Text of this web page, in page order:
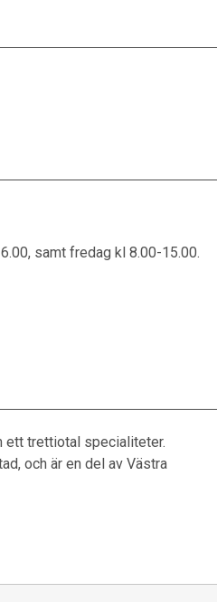
samt fredag kl 8.00-15.00.
ett trettiotal specialiteter.
och är en del av Västra